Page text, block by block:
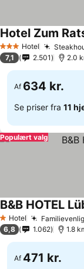
3 StjernerHotel
Hotel Zum
7,1 2.501 2.0
Af 634 kr.
Se priser fra 11
Populært valg
1 Stjerner
Hotel
B&B HOTEL
6,8 1.062 1.8
Af 471 kr.